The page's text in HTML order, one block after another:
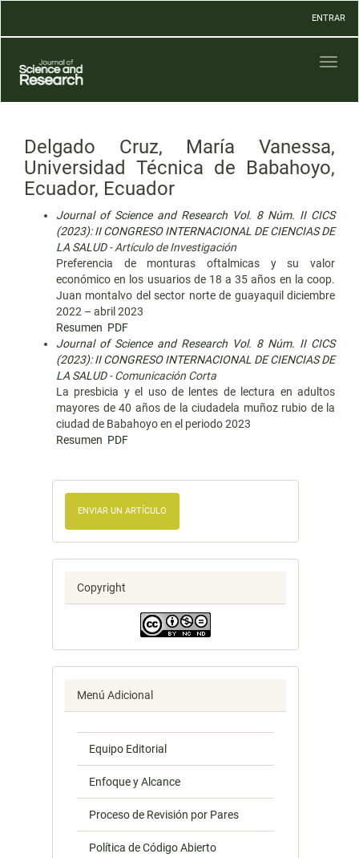
Contenido
Barra
lateral
ENTRAR
Delgado Cruz, María Vanessa,
Universidad Técnica de Babahoyo,
Ecuador, Ecuador
Journal of Science and Research Vol. 8 Núm. II CICS
(2023): II CONGRESO INTERNACIONAL DE CIENCIAS DE
LA SALUD- Artículo de Investigación
Preferencia de monturas oftalmicas y su valor
económico en los usuarios de 18 a 35 años en la coop.
Juan montalvo del sector norte de guayaquil diciembre
2022 – abril 2023
Resumen PDF
Journal of Science and Research Vol. 8 Núm. II CICS
(2023): II CONGRESO INTERNACIONAL DE CIENCIAS DE
LA SALUD- Comunicación Corta
La presbicia y el uso de lentes de lectura en adultos
mayores de 40 años de la ciudadela muñoz rubio de la
ciudad de Babahoyo en el periodo 2023
Resumen PDF
ENVIAR UN ARTÍCULO
Copyright
Menú Adicional
Equipo Editorial
Enfoque y Alcance
Proceso de Revisión por Pares
Política de Código Abierto